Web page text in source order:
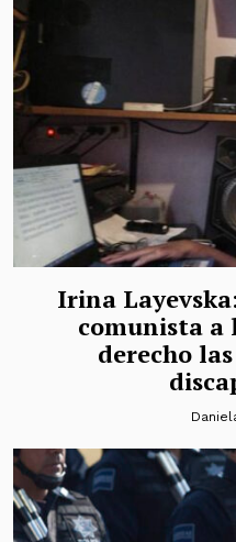
Irina
comunista a
derecho